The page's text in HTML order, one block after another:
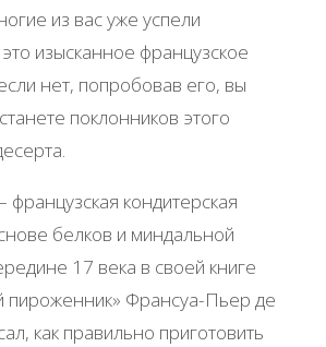
из вас уже успели
изысканное французское
нет, попробовав его, вы
поклонников этого
французская кондитерская
белков и миндальной
17 века в своей книге
пироженник» Франсуа-Пьер де
как правильно приготовить